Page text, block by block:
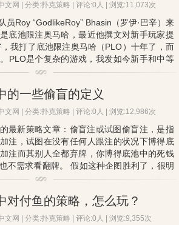
文网 | 分类:扑克策略 | 评论:0人 | 浏览:11,073次
员Roy “GodlikeRoy” Bhasin（罗伊·巴辛）来
底池限注奥马哈，最近他撰文对新手玩家提
我打了底池限注奥马哈（PLO）十年了，而
PLO是个复杂的游戏，我发如今新手和中等
，他们经常很久都没有克制。下...
的一些偷盲的定义
文网 | 分类:扑克策略 | 评论:0人 | 浏览:12,986次
最新策略文章：偷盲注或试图偷盲注，是指
注，试图在没有任何人跟注的状况下博得底
注而其别人全都弃牌，你博得底池中的死钱
不需求看翻牌。 假如这种企图胜利了，很明
关紧要。因而当你的目的是偷盲注...
对付鱼的策略，怎么玩？
文网 | 分类:扑克策略 | 评论:0人 | 浏览:9,355次